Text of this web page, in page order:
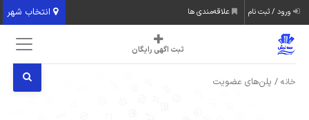
انتخاب شهر ورود / ثبت نام علاقه‌مندی ها
ثبت اگهی رایگان
خانه / پلن‌های عضویت